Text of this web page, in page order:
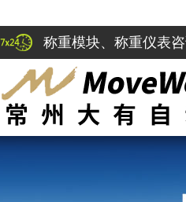
称重模块、称重仪表